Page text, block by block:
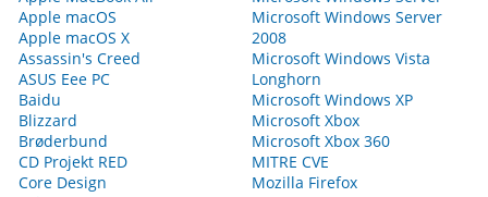
Apple macOS
Apple macOS X
Assassin's Creed
ASUS Eee PC
Baidu
Blizzard
Brøderbund
CD Projekt RED
Core Design
Microsoft Windows Server
2008
Microsoft Windows Vista
Longhorn
Microsoft Windows XP
Microsoft Xbox
Microsoft Xbox 360
MITRE CVE
Mozilla Firefox